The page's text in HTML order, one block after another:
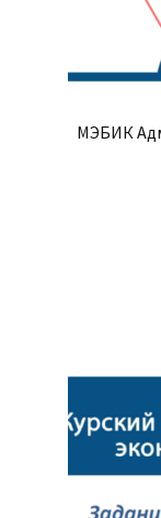
МЭБИК